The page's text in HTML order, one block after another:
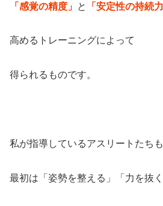
「感覚の精度」 と 「安定性の持続力
高めるトレーニングによって
得られるものです。
私が指導しているアスリートたちも
最初は「姿勢を整える」「力を抜く